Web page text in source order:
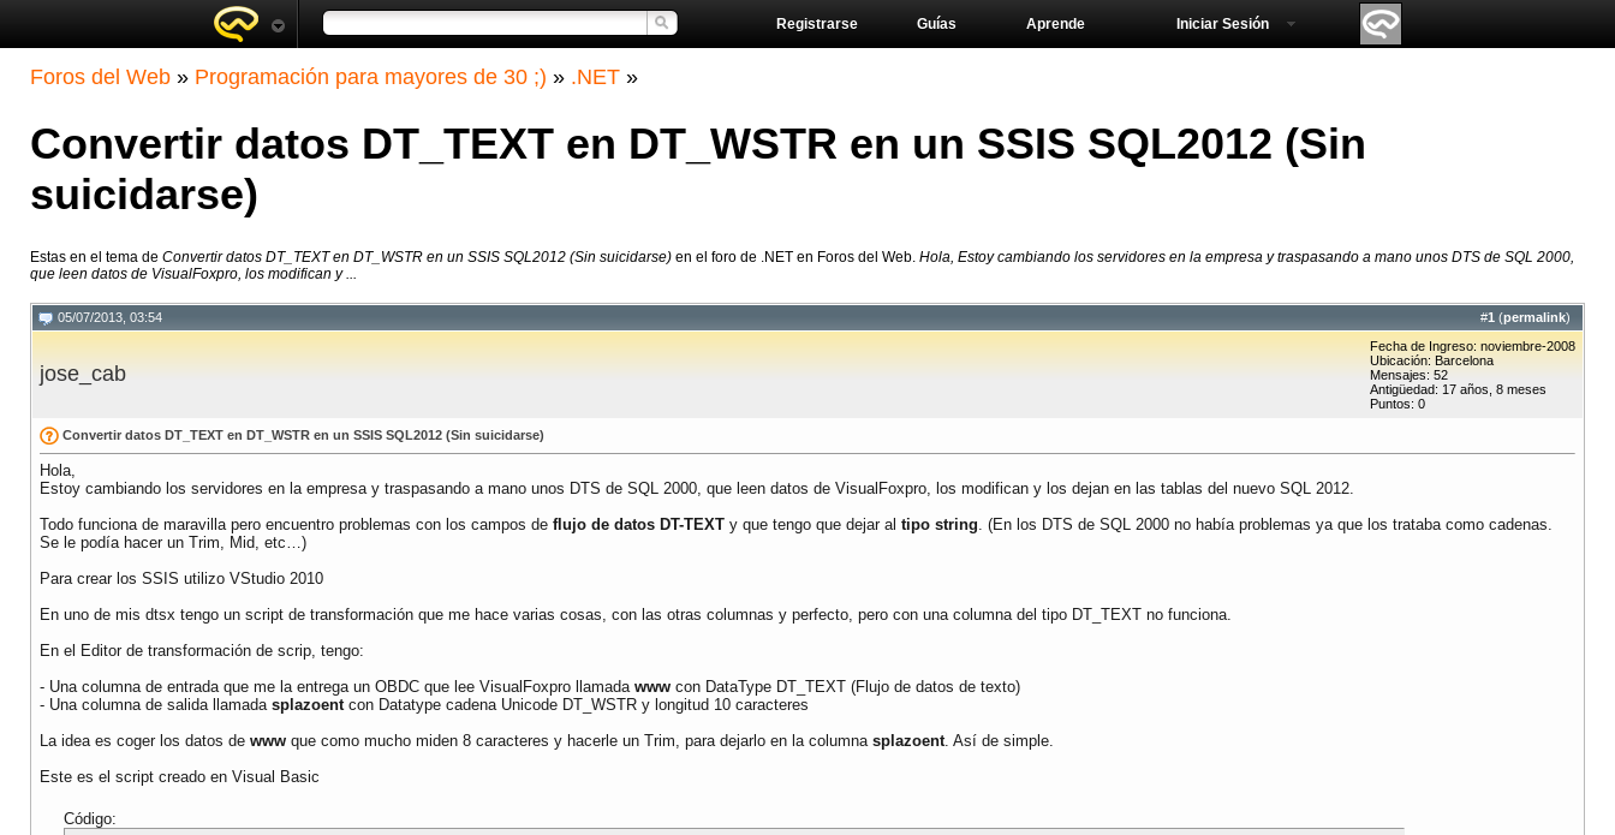
Aprende
Guías
Registrarse Iniciar Sesión
Foros del Web » Programación para mayores de 30 ;) » .NET »
Convertir datos DT_TEXT en DT_WSTR en un SSIS SQL2012 (Sin
suicidarse)
Estas en el tema de Convertir datos DT_TEXT en DT_WSTR en un SSIS SQL2012 (Sin suicidarse) en el foro de .NET en Foros del Web. Hola, Estoy cambiando los servidores en la empresa y traspasando a mano unos DTS de SQL 2000,
que leen datos de VisualFoxpro, los modifican y ...
#1 (permalink)
05/07/2013, 03:54
jose_cab
Fecha de Ingreso: noviembre-2008
Ubicación: Barcelona
Mensajes: 52
Antigüedad: 17 años, 8 meses
Puntos: 0
Convertir datos DT_TEXT en DT_WSTR en un SSIS SQL2012 (Sin suicidarse)
Hola,
Estoy cambiando los servidores en la empresa y traspasando a mano unos DTS de SQL 2000, que leen datos de VisualFoxpro, los modifican y los dejan en las tablas del nuevo SQL 2012.
Todo funciona de maravilla pero encuentro problemas con los campos de flujo de datos DT-TEXT y que tengo que dejar al tipo string. (En los DTS de SQL 2000 no había problemas ya que los trataba como cadenas.
Se le podía hacer un Trim, Mid, etc…)
Para crear los SSIS utilizo VStudio 2010
En uno de mis dtsx tengo un script de transformación que me hace varias cosas, con las otras columnas y perfecto, pero con una columna del tipo DT_TEXT no funciona.
En el Editor de transformación de scrip, tengo:
- Una columna de entrada que me la entrega un OBDC que lee VisualFoxpro llamada www con DataType DT_TEXT (Flujo de datos de texto)
- Una columna de salida llamada splazoentcon Datatype cadena Unicode DT_WSTR y longitud 10 caracteres
La idea es coger los datos de www que como mucho miden 8 caracteres y hacerle un Trim, para dejarlo en la columna splazoent. Así de simple.
Este es el script creado en Visual Basic
Código: